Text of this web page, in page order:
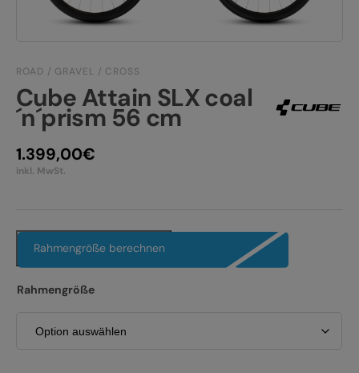
E-BIKE FULLY
E-BIKE TOUR
Alle entdecken
PRODUKTRÜCKRUFE
ROAD / GRAVEL / CROSS
Cube Attain SLX coal
´n´prism 56 cm
1.399,00€
inkl. MwSt.
Rahmengröße berechnen
Rahmengröße